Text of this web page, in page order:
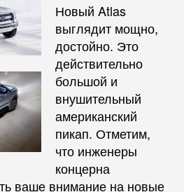
Новый Atlas
выглядит мощно,
достойно. Это
действительно
большой и
внушительный
американский
пикап. Отметим,
что инженеры
концерна
ваше внимание на новые